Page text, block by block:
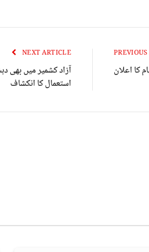
کا اعلان
NEXT ARTICLE
آزاد کشمیر میں بھی
استعمال کا انکشاف